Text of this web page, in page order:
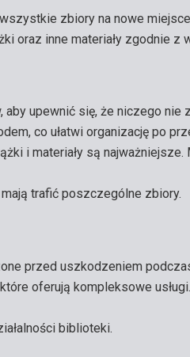
zbiory na nowe
oraz inne materiały zgodnie
upewnić się, że niczego nie
co ułatwi organizację po
i materiały są
trafić poszczególne zbiory.
przed uszkodzeniem
oferują kompleksowe usługi.
biblioteki.